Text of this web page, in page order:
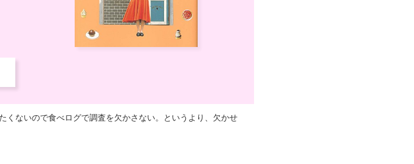
くないので食べログで調査を欠かさない。というより、欠かせ